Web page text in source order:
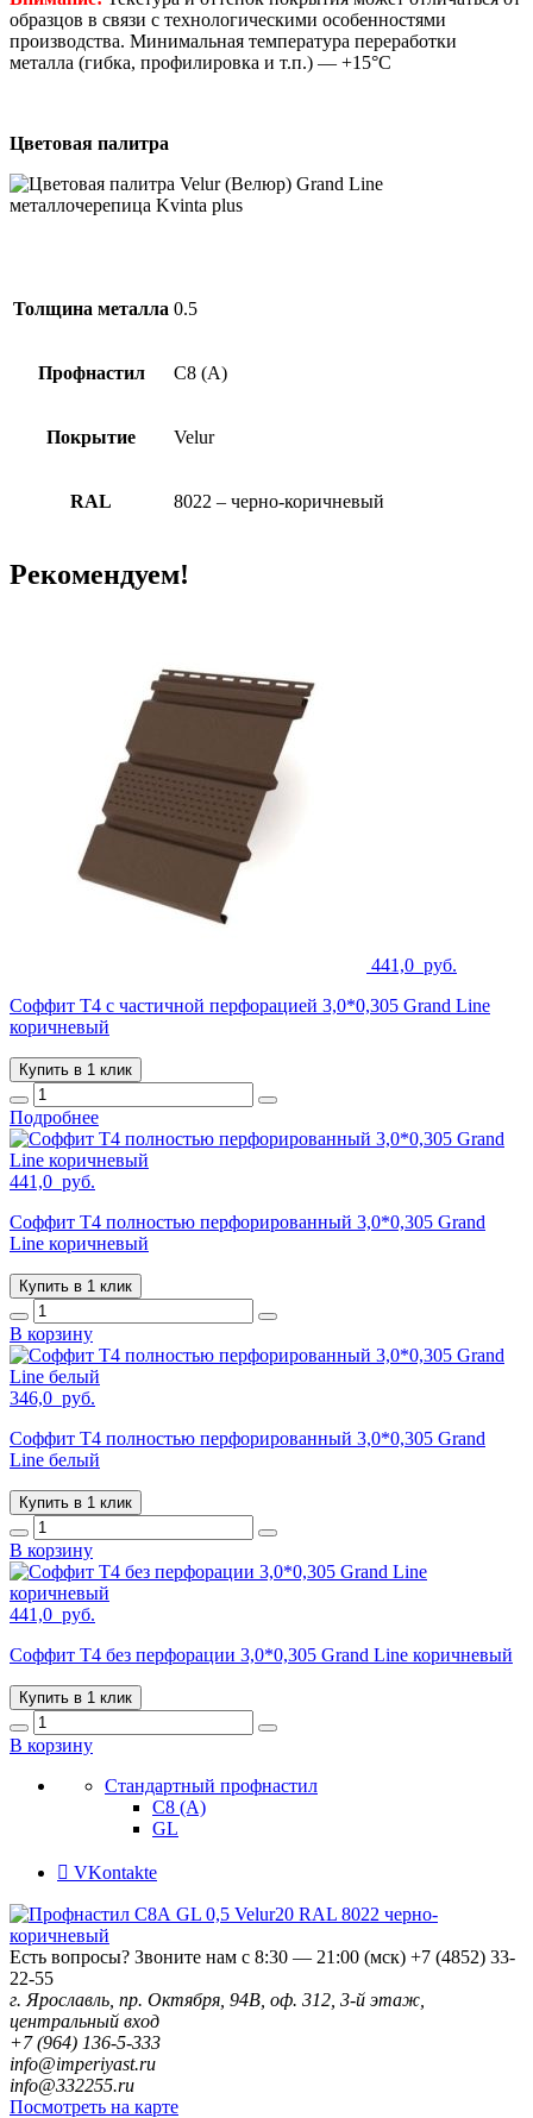
образцов в связи с технологическими особенностями
производства. Минимальная температура переработки
металла (гибка, профилировка и т.п.) — +15°C
Цветовая палитра
Толщина металла 0.5
Профнастил С8 (А)
Покрытие Velur
RAL 8022 – черно-коричневый
Рекомендуем!
441,0 руб.
Соффит T4 с частичной перфорацией 3,0*0,305 Grand Line
коричневый
Купить в 1 клик
Подробнее
441,0 руб.
Соффит T4 полностью перфорированный 3,0*0,305 Grand
Line коричневый
Купить в 1 клик
В корзину
346,0 руб.
Соффит T4 полностью перфорированный 3,0*0,305 Grand
Line белый
Купить в 1 клик
В корзину
441,0 руб.
Соффит T4 без перфорации 3,0*0,305 Grand Line коричневый
Купить в 1 клик
В корзину
Стандартный профнастил
С8 (А)
GL
VKontakte
Есть вопросы? Звоните нам с 8:30 — 21:00 (мск) +7 (4852) 33-
22-55
г. Ярославль, пр. Октября, 94В, оф. 312, 3-й этаж,
центральный вход
+7 (964) 136-5-333
info@imperiyast.ru
info@332255.ru
Посмотреть на карте